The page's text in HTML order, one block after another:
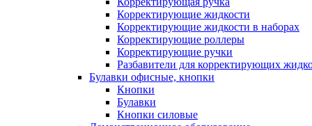
Корректирующие жидкости
Корректирующие жидкости в наборах
Корректирующие роллеры
Корректирующие ручки
Разбавители для корректирующих
Булавки офисные, кнопки
Кнопки
Булавки
Кнопки силовые